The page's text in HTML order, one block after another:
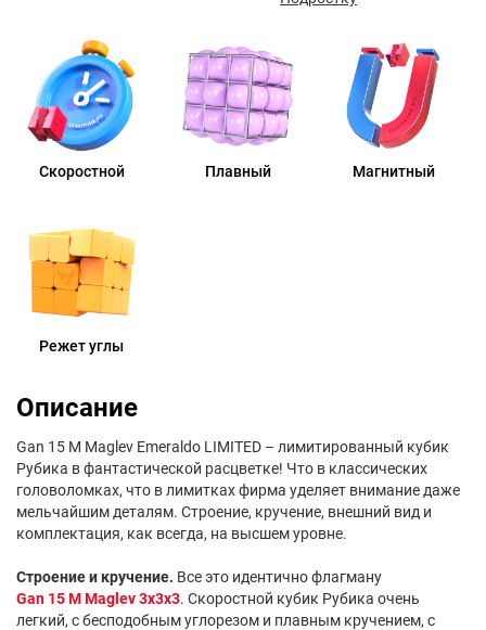
Скоростной Плавный Магнитный
Режет углы
Описание
Gan 15 M Maglev Emeraldo LIMITED – лимитированный кубик
Рубика в фантастической расцветке! Что в классических
головоломках, что в лимитках фирма уделяет внимание даже
мельчайшим деталям. Строение, кручение, внешний вид и
комплектация, как всегда, на высшем уровне.
Строение и кручение. Все это идентично флагману
Gan 15 M Maglev 3x3x3. Скоростной кубик Рубика очень
легкий, с бесподобным углорезом и плавным кручением, с